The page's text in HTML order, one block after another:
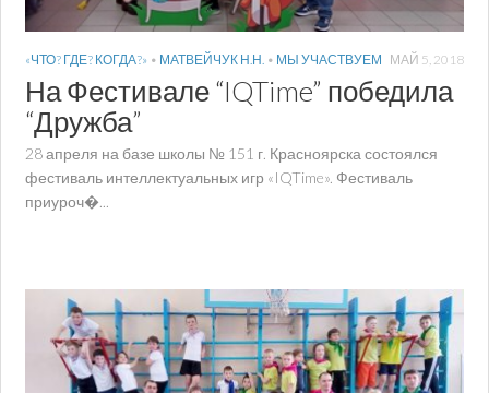
«ЧТО? ГДЕ? КОГДА?» • МАТВЕЙЧУК Н.Н. • МЫ УЧАСТВУЕМ МАЙ 5, 2018
На Фестивале “IQTime” победила
“Дружба”
28 апреля на базе школы № 151 г. Красноярска состоялся
фестиваль интеллектуальных игр «IQTime». Фестиваль
приуроч�...